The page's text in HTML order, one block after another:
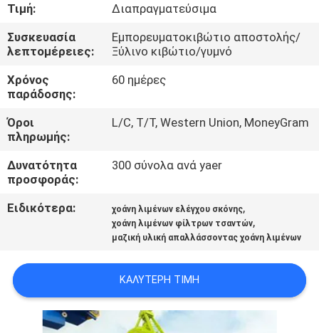
ΕΠΙΣΚΈΨΕΙΣ
ΣΤΟ
ΕΡΓΟΣΤΆΣΙΟ
ΈΛΕΓΧΟΣ
ΠΟΙΌΤΗΤΑΣ
ΕΙΔΉΣΕΙΣ
CONTACT
US
Τιμή:
Διαπραγματεύσιμα
Συσκευασία
λεπτομέρειες:
Εμπορευματοκιβώτιο αποστολής/
Ξύλινο κιβώτιο/γυμνό
Χρόνος
παράδοσης:
60 ημέρες
Όροι
πληρωμής:
L/C, T/T, Western Union, MoneyGram
Δυνατότητα
προσφοράς:
300 σύνολα ανά yaer
Ειδικότερα: χοάνη λιμένων ελέγχου σκόνης,
χοάνη λιμένων φίλτρων τσαντών,
μαζική υλική απαλλάσσοντας χοάνη λιμένων
ΚΑΛΎΤΕΡΗ ΤΙΜΉ